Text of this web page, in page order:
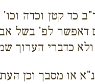
כד קטן וכדה
לפ' בשל
כדברי הערוך
או מסבך וכן